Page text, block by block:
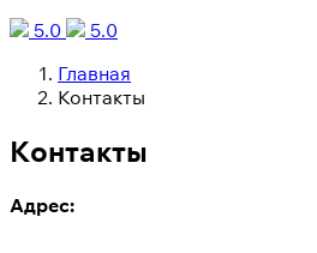
5.0
5.0
Главная
Контакты
Контакты
Адрес: